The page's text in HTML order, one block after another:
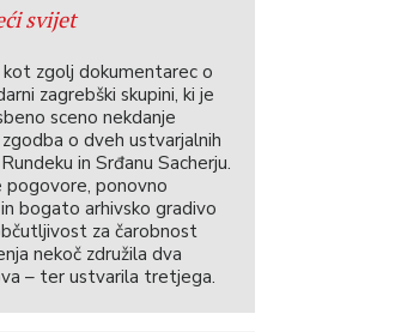
svijet
zgolj dokumentarec o
zagrebški skupini, ki je
sceno nekdanje
o dveh ustvarjalnih
in Srđanu Sacherju.
pogovore, ponovno
bogato arhivsko gradivo
za čarobnost
nekoč združila dva
– ter ustvarila tretjega.